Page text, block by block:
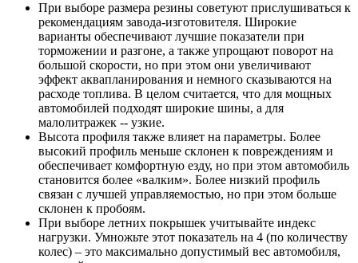
При выборе размера резины советуют прислушиваться к
рекомендациям завода-изготовителя. Широкие
варианты обеспечивают лучшие показатели при
торможении и разгоне, а также упрощают поворот на
большой скорости, но при этом они увеличивают
эффект аквапланирования и немного сказываются на
расходе топлива. В целом считается, что для мощных
автомобилей подходят широкие шины, а для
малолитражек -- узкие.
Высота профиля также влияет на параметры. Более
высокий профиль меньше склонен к повреждениям и
обеспечивает комфортную езду, но при этом автомобиль
становится более «валким». Более низкий профиль
связан с лучшей управляемостью, но при этом больше
склонен к пробоям.
При выборе летних покрышек учитывайте индекс
нагрузки. Умножьте этот показатель на 4 (по количеству
колес) – это максимально допустимый вес автомобиля,